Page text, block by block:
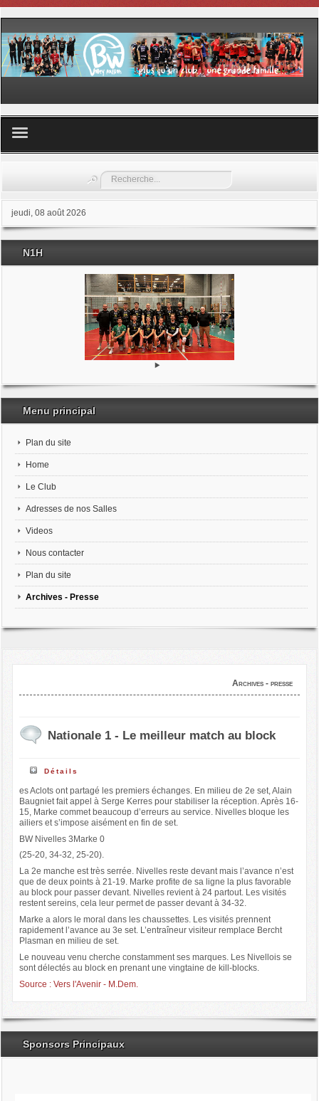
Les samedis du sport
Les stages
Documents
Rechercher
jeudi, 08 août 2026
N1H
Menu principal
Plan du site
Home
Le Club
Adresses de nos Salles
Videos
Nous contacter
Plan du site
Archives - Presse
Archives - presse
Nationale 1 - Le meilleur match au block
Détails
es Aclots ont partagé les premiers échanges. En milieu de 2e set, Alain
Baugniet fait appel à Serge Kerres pour stabiliser la réception. Après 16-
15, Marke commet beaucoup d’erreurs au service. Nivelles bloque les
ailiers et s’impose aisément en fin de set.
BW Nivelles 3Marke 0
(25-20, 34-32, 25-20).
La 2e manche est très serrée. Nivelles reste devant mais l’avance n’est
que de deux points à 21-19. Marke profite de sa ligne la plus favorable
au block pour passer devant. Nivelles revient à 24 partout. Les visités
restent sereins, cela leur permet de passer devant à 34-32.
Marke a alors le moral dans les chaussettes. Les visités prennent
rapidement l’avance au 3e set. L’entraîneur visiteur remplace Bercht
Plasman en milieu de set.
Le nouveau venu cherche constamment ses marques. Les Nivellois se
sont délectés au block en prenant une vingtaine de kill-blocks.
Source : Vers l'Avenir - M.Dem.
Sponsors Principaux